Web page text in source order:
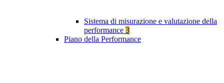
Sistema di misurazione e valutazione della
performance 3
Piano della Performance